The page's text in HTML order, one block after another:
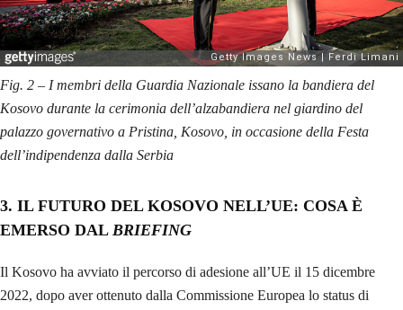
Fig. 2 – I membri della Guardia Nazionale issano la bandiera del
Kosovo durante la cerimonia dell’alzabandiera nel giardino del
palazzo governativo a Pristina, Kosovo, in occasione della Festa
dell’indipendenza dalla Serbia
3. IL FUTURO DEL KOSOVO NELL’UE: COSA È
EMERSO DAL BRIEFING
Il Kosovo ha avviato il percorso di adesione all’UE il 15 dicembre
2022, dopo aver ottenuto dalla Commissione Europea lo status di